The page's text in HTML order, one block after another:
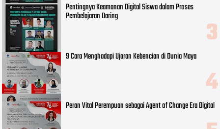
Pentingnya Keamanan Digital Siswa dalam Proses
Pembelajaran Daring
9 Cara Menghadapi Ujaran Kebencian di Dunia Maya
Peran Vital Perempuan sebagai Agent of Change Era Digital